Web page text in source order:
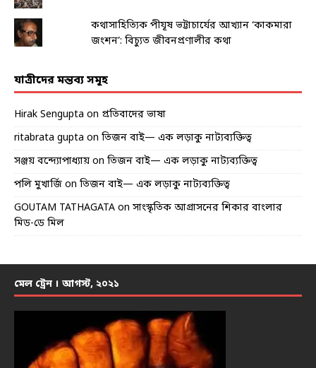
কথাসাহিত্যিক পীযূষ ভট্টাচার্যের আখ্যান ‘কাকমারা
জংশন’: বিচ্যুত জীবনপ্রণালীর কথা
যাত্রীদের মন্তব্য সমূহ
Hirak Sengupta on প্রতিবাদের ভাষা
ritabrata gupta on তিজন বাই— এক লড়াকু নাট্যব্যক্তিত্ব
সঞ্জয় বন্দ্যোপাধ্যায় on তিজন বাই— এক লড়াকু নাট্যব্যক্তিত্ব
পলি মুখার্জি on তিজন বাই— এক লড়াকু নাট্যব্যক্তিত্ব
GOUTAM TATHAGATA on সাংস্কৃতিক আগ্রাসনের শিকার বাংলার
মিড-ডে মিল
মেল ট্রেন । আগস্ট, ২০২১